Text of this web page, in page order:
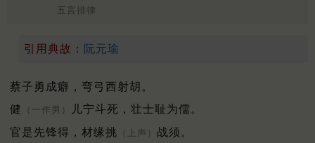
五言排律
引用典故： 阮元瑜
蔡子勇成癖，弯弓西射胡。
健
（一作男）
儿宁斗死，壮士耻为儒。
官是先锋得，材缘挑 （上声） 战须。